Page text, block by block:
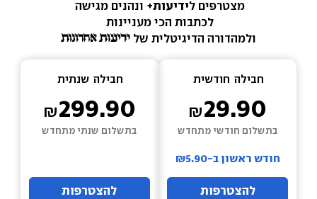
מצטרפים לידיעות+ ונהנים מגישה
לכתבות הכי מעניינות
ולמהדורה הדיגיטלית של
חבילה חודשית
29.90
בתשלום חודשי מתחדש
חודש ראשון ב-₪5.90
להצטרפות
חבילה שנתית
299.90
בתשלום שנתי מתחדש
להצטרפות